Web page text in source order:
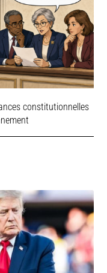
constitutionnelles